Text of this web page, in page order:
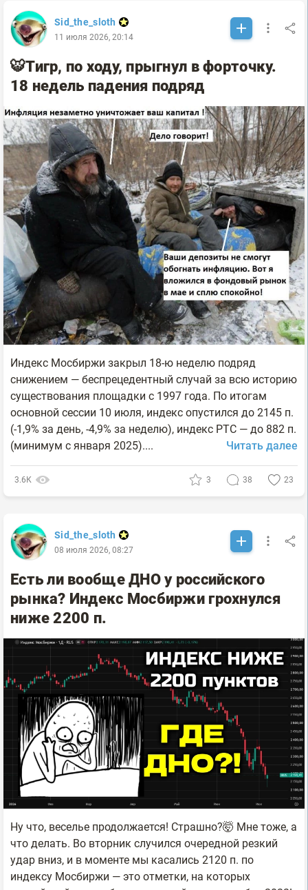
Sid_the_sloth
11 июля 2026, 20:14
🐯Тигр, по ходу, прыгнул в форточку.
18 недель падения подряд
Индекс Мосбиржи закрыл 18-ю неделю подряд
снижением — беспрецедентный случай за всю историю
существования площадки с 1997 года. По итогам
основной сессии 10 июля, индекс опустился до 2145 п.
(-1,9% за день, -4,9% за неделю), индекс РТС — до 882 п.
(минимум с января 2025)....
Читать далее
3.6К 3 38 23
Sid_the_sloth
08 июля 2026, 08:27
Есть ли вообще ДНО у российского
рынка? Индекс Мосбиржи грохнулся
ниже 2200 п.
Ну что, веселье продолжается! Страшно?🤯 Мне тоже, а
что делать. Во вторник случился очередной резкий
удар вниз, и в моменте мы касались 2120 п. по
индексу Мосбиржи — это отметки, на которых